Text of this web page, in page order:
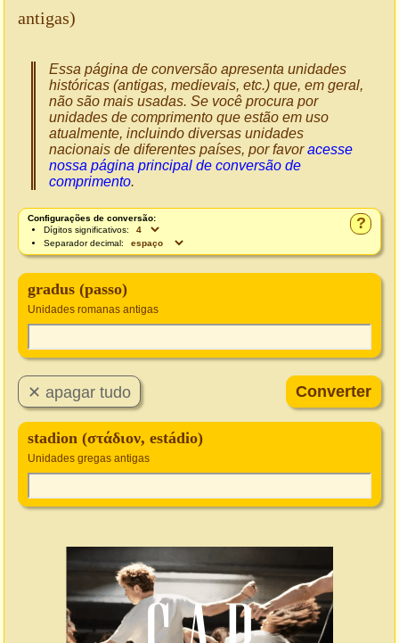
antigas)
Essa página de conversão apresenta unidades
históricas (antigas, medievais, etc.) que, em geral,
não são mais usadas. Se você procura por
unidades de comprimento que estão em uso
atualmente, incluindo diversas unidades
nacionais de diferentes países, por favoracesse
nossa página principal de conversão de
comprimento.
?
Configurações de conversão:
Dígitos significativos:
Separador decimal:
gradus (passo)
Unidades romanas antigas
stadion (στάδιον, estádio)
Unidades gregas antigas